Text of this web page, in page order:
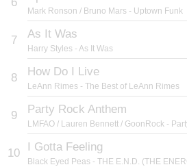
Mark Ronson / Bruno Mars - Uptown Funk
7 As It Was
Harry Styles - As It Was
8 How Do I Live
LeAnn Rimes - The Best of LeAnn Rimes
9 Party Rock Anthem
LMFAO / Lauren Bennett / GoonRock -
10 I Gotta Feeling
Black Eyed Peas - THE E.N.D. (THE ENERGY